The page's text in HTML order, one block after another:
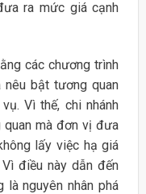
ra mức giá cạnh
các chương trình
nêu bật tương quan
Vì thế, chi nhánh
mà đơn vị đưa
lấy việc hạ giá
điều này dẫn đến
nguyên nhân phá